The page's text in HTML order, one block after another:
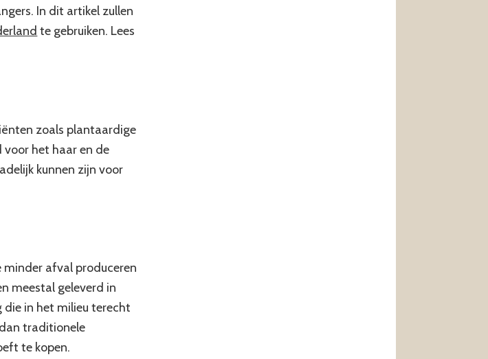
In dit artikel zullen
te gebruiken. Lees
zoals plantaardige
voor het haar en de
kunnen zijn voor
minder afval produceren
meestal geleverd in
die in het milieu terecht
traditionele
te kopen.